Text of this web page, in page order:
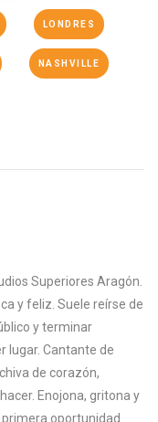
LONDRES
NASHVILLE
Superiores Aragón.
y feliz. Suele reírse de
y terminar
lugar. Cantante de
de corazón,
Enojona, gritona y
oportunidad